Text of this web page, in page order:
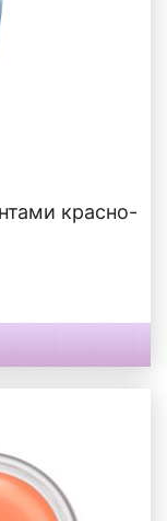
красно-